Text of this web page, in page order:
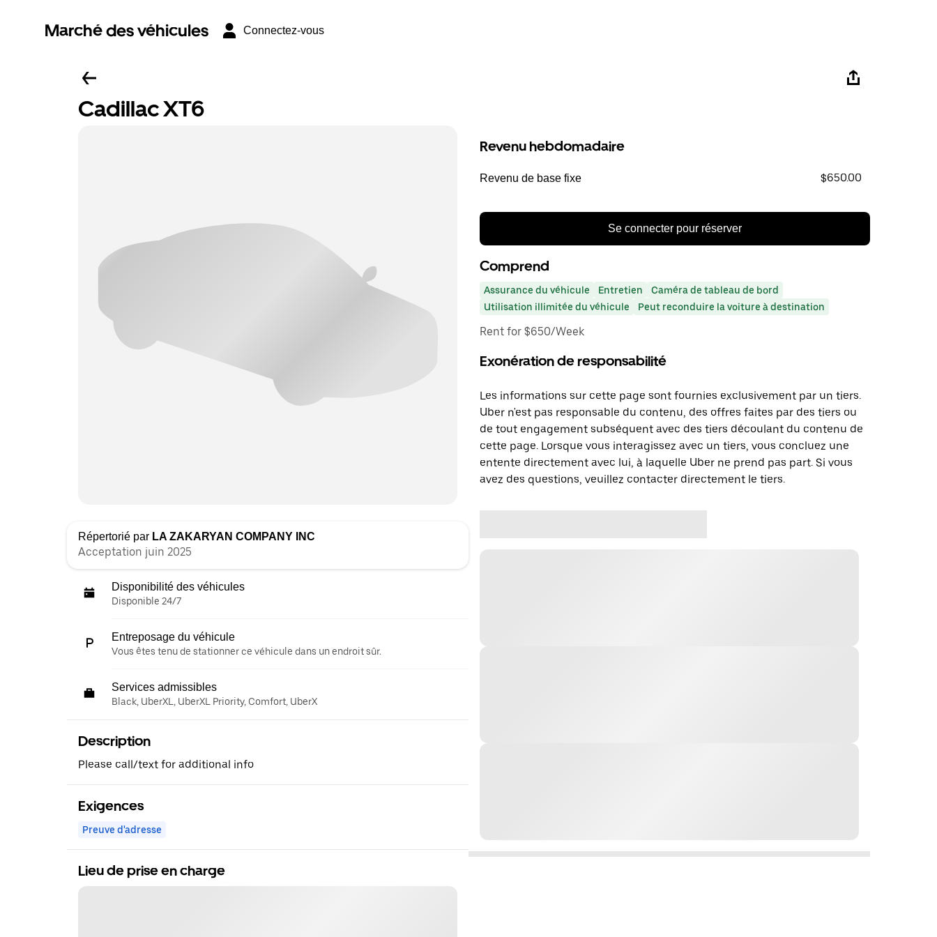
Marché des véhicules Connectez-vous
Cadillac XT6
Répertorié par LA ZAKARYAN COMPANY INC
Acceptation juin 2025
Disponibilité des véhicules
Disponible 24/7
Entreposage du véhicule
Vous êtes tenu de stationner ce véhicule dans un endroit sûr.
Services admissibles
Black, UberXL, UberXL Priority, Comfort, UberX
Description
Please call/text for additional info
Exigences
Preuve d'adresse
Lieu de prise en charge
Revenu hebdomadaire
Revenu de base fixe $650.00
Se connecter pour réserver
Comprend
Assurance du véhicule Entretien
Caméra de tableau de bord
Utilisation illimitée du véhicule
Peut reconduire la voiture à destination
Rent for $650/Week
Exonération de responsabilité
Les informations sur cette page sont fournies exclusivement par un tiers.
Uber n'est pas responsable du contenu, des offres faites par des tiers ou
de tout engagement subséquent avec des tiers découlant du contenu de
cette page. Lorsque vous interagissez avec un tiers, vous concluez une
entente directement avec lui, à laquelle Uber ne prend pas part. Si vous
avez des questions, veuillez contacter directement le tiers.